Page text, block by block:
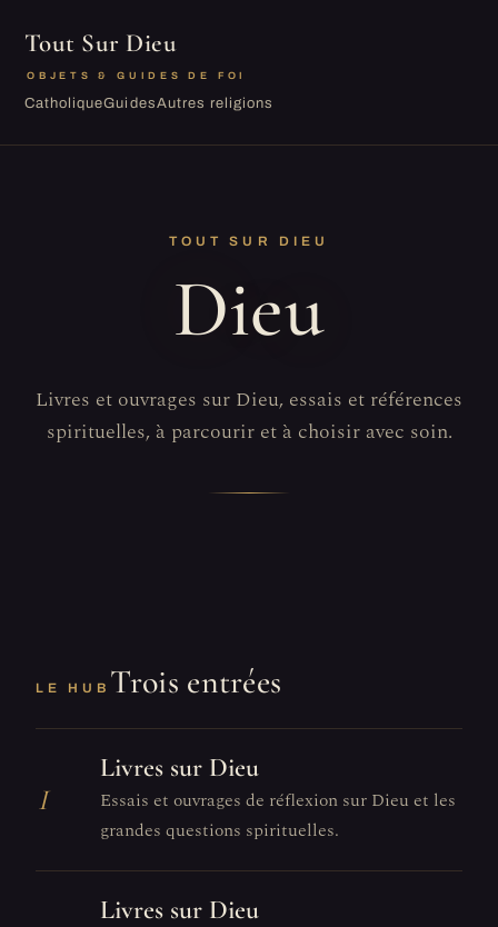
Tout Sur Dieu
OBJETS & GUIDES DE FOI
CatholiqueGuidesAutres religions
TOUT SUR DIEU
Dieu
Livres et ouvrages sur Dieu, essais et références
spirituelles, à parcourir et à choisir avec soin.
LE HUB Trois entrées
I
Livres sur Dieu
Essais et ouvrages de réflexion sur Dieu et les
grandes questions spirituelles.
Livres sur Dieu